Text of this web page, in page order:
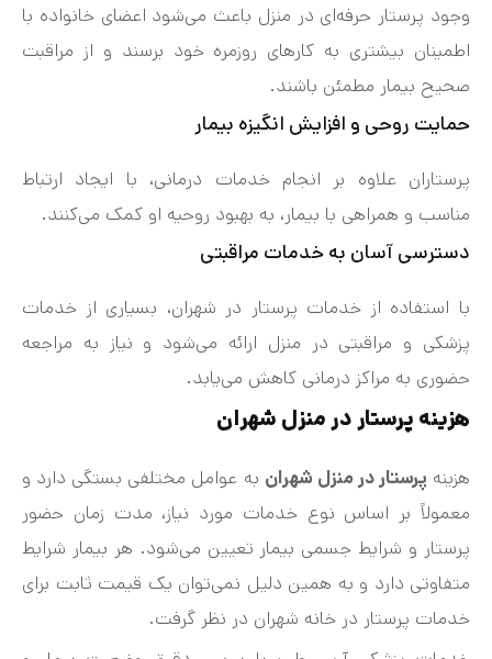
وجود پرستار حرفه‌ای در منزل باعث می‌شود اعضای خانواده با
اطمینان بیشتری به کارهای روزمره خود برسند و از مراقبت
صحیح بیمار مطمئن باشند.
حمایت روحی و افزایش انگیزه بیمار
پرستاران علاوه بر انجام خدمات درمانی، با ایجاد ارتباط
مناسب و همراهی با بیمار، به بهبود روحیه او کمک می‌کنند.
دسترسی آسان به خدمات مراقبتی
با استفاده از خدمات پرستار در شهران، بسیاری از خدمات
پزشکی و مراقبتی در منزل ارائه می‌شود و نیاز به مراجعه
حضوری به مراکز درمانی کاهش می‌یابد.
هزینه پرستار در منزل شهران
هزینه پرستار در منزل شهران به عوامل مختلفی بستگی دارد و
معمولاً بر اساس نوع خدمات مورد نیاز، مدت زمان حضور
پرستار و شرایط جسمی بیمار تعیین می‌شود. هر بیمار شرایط
متفاوتی دارد و به همین دلیل نمی‌توان یک قیمت ثابت برای
خدمات پرستار در خانه شهران در نظر گرفت.